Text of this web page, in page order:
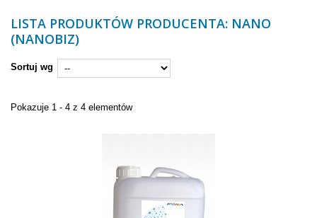
LISTA PRODUKTÓW PRODUCENTA: NANO
(NANOBIZ)
Sortuj wg
Pokazuje 1 - 4 z 4 elementów